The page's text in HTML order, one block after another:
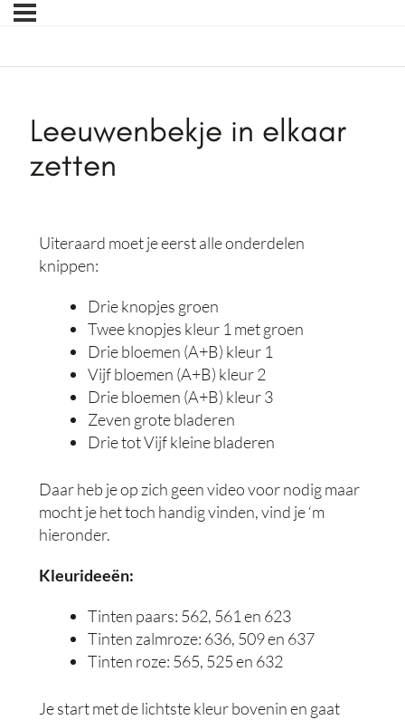
Leeuwenbekje in elkaar
zetten
Uiteraard moet je eerst alle onderdelen
knippen:
Drie knopjes groen
Twee knopjes kleur 1 met groen
Drie bloemen (A+B) kleur 1
Vijf bloemen (A+B) kleur 2
Drie bloemen (A+B) kleur 3
Zeven grote bladeren
Drie tot Vijf kleine bladeren
Daar heb je op zich geen video voor nodig maar
mocht je het toch handig vinden, vind je ‘m
hieronder.
Kleurideeën:
Tinten paars: 562, 561 en 623
Tinten zalmroze: 636, 509 en 637
Tinten roze: 565, 525 en 632
Je start met de lichtste kleur bovenin en gaat